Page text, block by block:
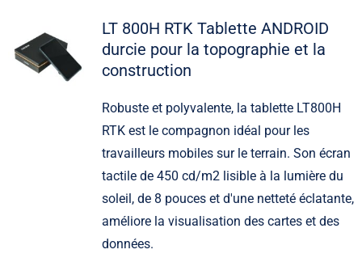
LT 800H RTK Tablette ANDROID
durcie pour la topographie et la
construction
Robuste et polyvalente, la tablette LT800H
RTK est le compagnon idéal pour les
travailleurs mobiles sur le terrain. Son écran
tactile de 450 cd/m2 lisible à la lumière du
soleil, de 8 pouces et d'une netteté éclatante,
améliore la visualisation des cartes et des
données.